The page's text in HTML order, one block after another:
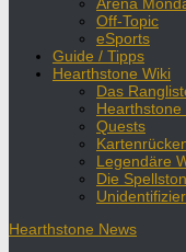
Off-Topic
eSports
Guide / Tipps
Hearthstone Wiki
Das
Quests
Legendäre
Die
Hearthstone News